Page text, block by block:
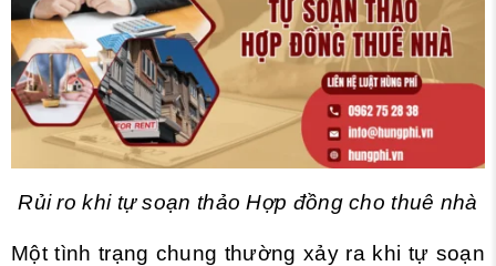
Rủi ro khi tự soạn thảo Hợp đồng cho thuê nhà
Một tình trạng chung thường xảy ra khi tự soạn